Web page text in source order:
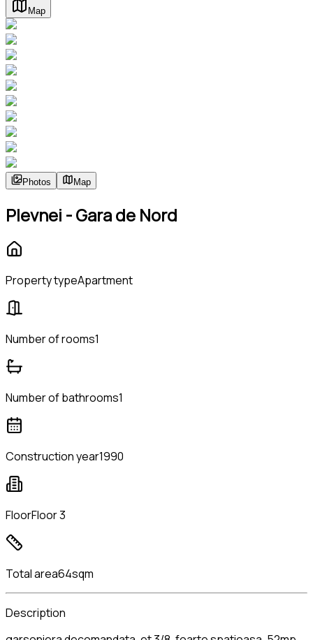
Map
Photos Map
Plevnei - Gara de Nord
Property typeApartment
Number of rooms1
Number of bathrooms1
Construction year1990
FloorFloor 3
Total area64sqm
Description